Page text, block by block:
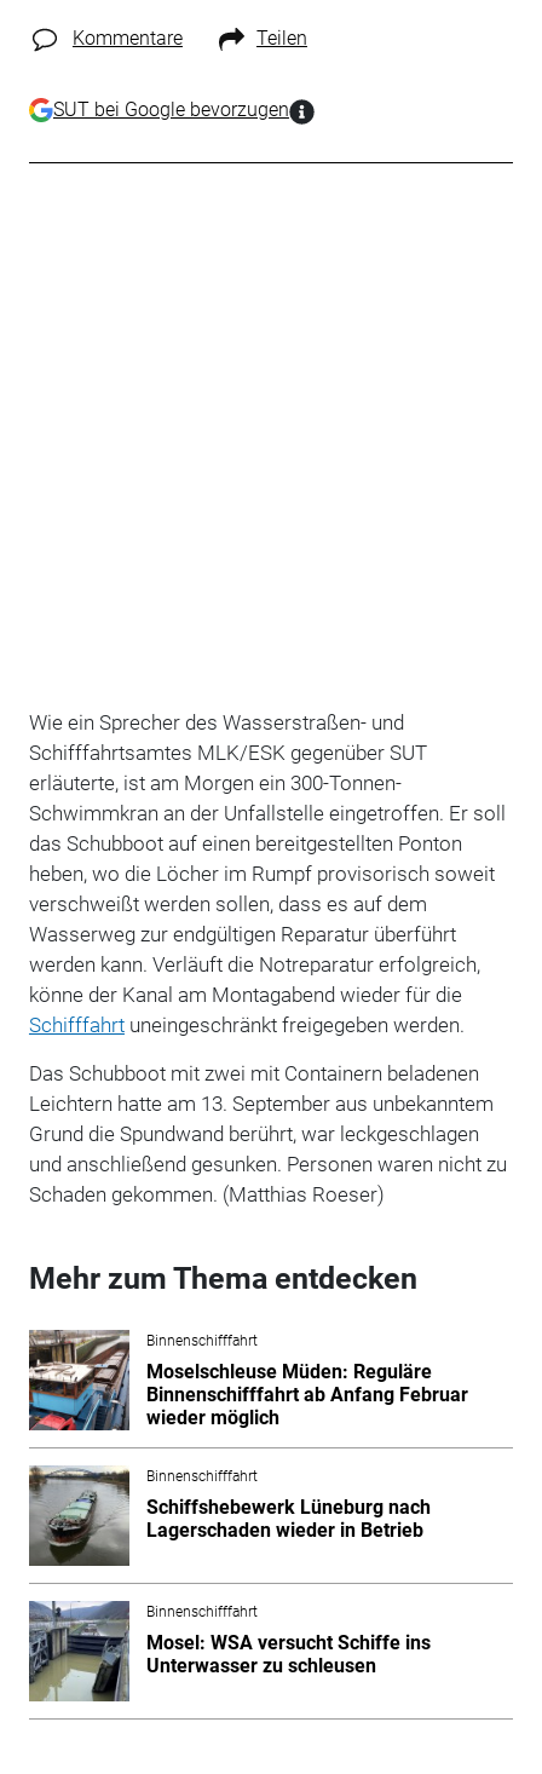
Kommentare Teilen
SUT bei Google bevorzugen
Wie ein Sprecher des Wasserstraßen- und
Schifffahrtsamtes MLK/ESK gegenüber SUT
erläuterte, ist am Morgen ein 300-Tonnen-
Schwimmkran an der Unfallstelle eingetroffen. Er soll
das Schubboot auf einen bereitgestellten Ponton
heben, wo die Löcher im Rumpf provisorisch soweit
verschweißt werden sollen, dass es auf dem
Wasserweg zur endgültigen Reparatur überführt
werden kann. Verläuft die Notreparatur erfolgreich,
könne der Kanal am Montagabend wieder für die
Schifffahrtuneingeschränkt freigegeben werden.
Das Schubboot mit zwei mit Containern beladenen
Leichtern hatte am 13. September aus unbekanntem
Grund die Spundwand berührt, war leckgeschlagen
und anschließend gesunken. Personen waren nicht zu
Schaden gekommen. (Matthias Roeser)
Mehr zum Thema entdecken
Binnenschifffahrt
Moselschleuse Müden: Reguläre
Binnenschifffahrt ab Anfang Februar
wieder möglich
Binnenschifffahrt
Schiffshebewerk Lüneburg nach
Lagerschaden wieder in Betrieb
Binnenschifffahrt
Mosel: WSA versucht Schiffe ins
Unterwasser zu schleusen